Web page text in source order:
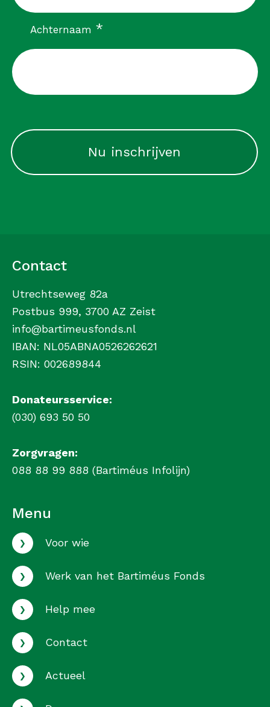
Achternaam *verplicht
Contact
Utrechtseweg 82a
Postbus 999, 3700 AZ Zeist
info@bartimeusfonds.nl
IBAN: NL05ABNA0526262621
RSIN: 002689844
Donateursservice:
(030) 693 50 50
Zorgvragen:
088 88 99 888 (Bartiméus Infolijn)
Menu
› Voor wie
› Werk van het Bartiméus Fonds
› Help mee
› Contact
› Actueel